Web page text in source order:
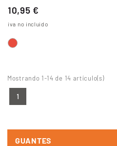
10,95 €
iva no incluido
Mostrando 1-14 de 14 artículo(s)
1
GUANTES